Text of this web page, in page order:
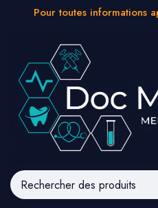
Pour toutes informations